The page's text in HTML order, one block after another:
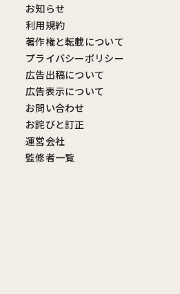
お知らせ
利用規約
著作権と転載について
プライバシーポリシー
広告出稿について
広告表示について
お問い合わせ
お詫びと訂正
運営会社
監修者一覧